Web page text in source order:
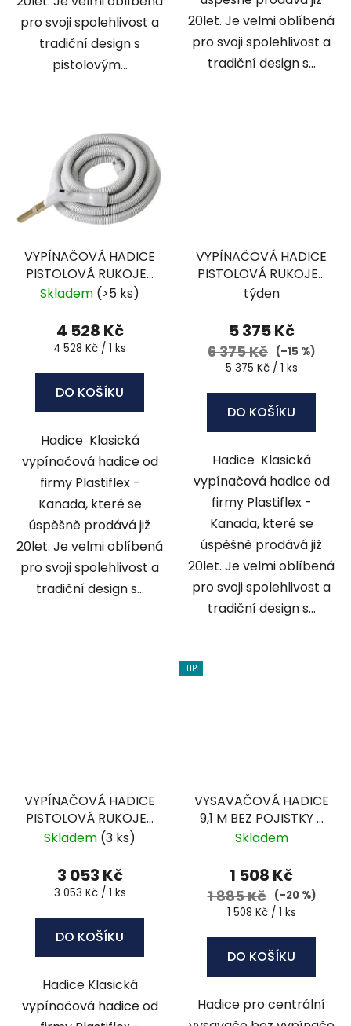
pro svoji spolehlivost a
tradiční design s
pistolovým...
20let. Je velmi oblíbená
pro svoji spolehlivost a
tradiční design s...
VYPÍNAČOVÁ HADICE
PISTOLOVÁ RUKOJEŤ
12,1 M - BIP-40VA
Skladem (>5 ks)
4 528 Kč
Měrná
4 528 Kč / 1 ks
DO KOŠÍKU
Hadice Klasická
vypínačová hadice od
firmy Plastiflex -
Kanada, které se
úspěšně prodává již
20let. Je velmi oblíbená
pro svoji spolehlivost a
tradiční design s...
VYPÍNAČOVÁ HADICE
PISTOLOVÁ RUKOJEŤ
15 M - BIP-50VA
týden
5 375 Kč
6 375 Kč (–15 %)
Měrná
5 375 Kč / 1 ks
DO KOŠÍKU
Hadice Klasická
vypínačová hadice od
firmy Plastiflex -
Kanada, které se
úspěšně prodává již
20let. Je velmi oblíbená
pro svoji spolehlivost a
tradiční design s...
VYPÍNAČOVÁ HADICE
PISTOLOVÁ RUKOJEŤ
7,6 M- BIP-25VA
Skladem (3 ks)
3 053 Kč
Měrná
3 053 Kč / 1 ks
DO KOŠÍKU
Hadice Klasická
vypínačová hadice od
TIP
VYSAVAČOVÁ HADICE
9,1 M BEZ POJISTKY -
BOG-30
Skladem
1 508 Kč
1 885 Kč
(–20 %)
Měrná
1 508 Kč / 1 ks
DO KOŠÍKU
Hadice pro centrální